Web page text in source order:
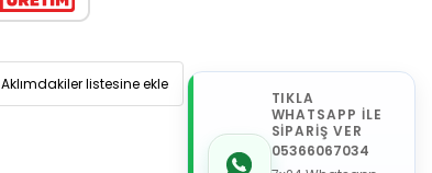
Aklımdakiler listesine ekle
TIKLA
WHATSAPP İLE
SİPARİŞ VER
05366067034